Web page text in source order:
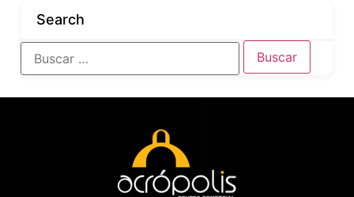
Search